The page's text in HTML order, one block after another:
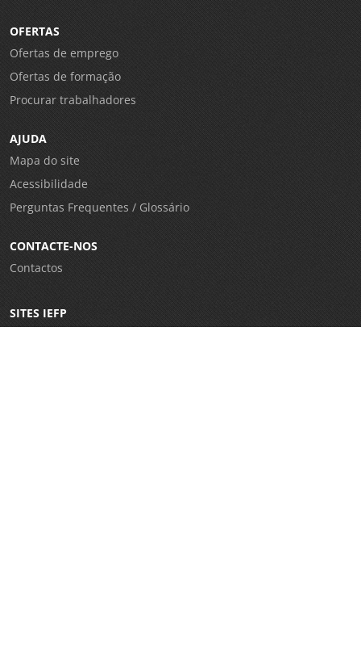
OFERTAS
Ofertas de emprego
Ofertas de formação
Procurar trabalhadores
AJUDA
Mapa do site
Acessibilidade
Perguntas Frequentes / Glossário
CONTACTE-NOS
Contactos
SITES IEFP